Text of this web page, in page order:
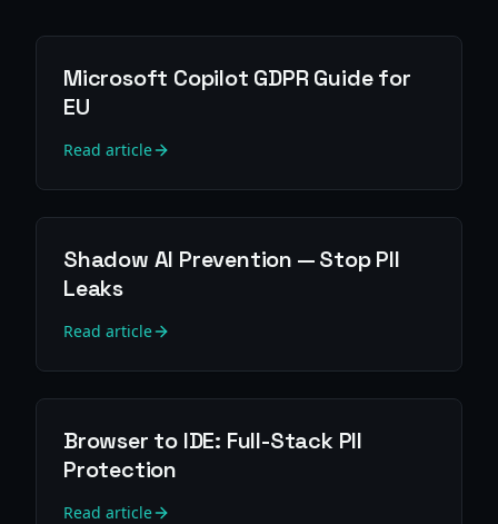
Microsoft Copilot GDPR Guide for
EU
Read article
Shadow AI Prevention — Stop PII
Leaks
Read article
Browser to IDE: Full-Stack PII
Protection
Read article